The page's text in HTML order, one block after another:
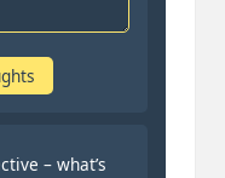
– what’s